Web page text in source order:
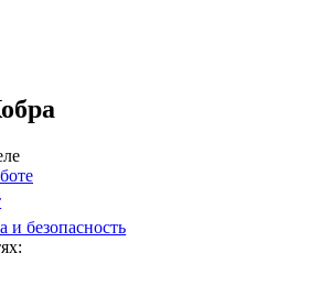
и безопасность